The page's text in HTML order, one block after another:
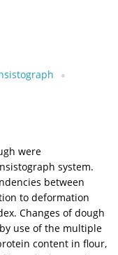
were
system.
between
to deformation
Changes of dough
use of the multiple
content in flour,